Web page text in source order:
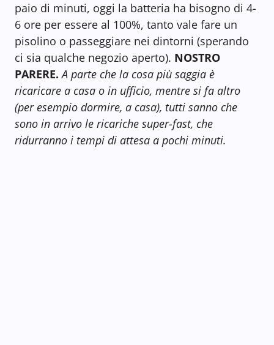
paio di minuti, oggi la batteria ha bisogno di 4-
6 ore per essere al 100%, tanto vale fare un
pisolino o passeggiare nei dintorni (sperando
ci sia qualche negozio aperto). NOSTRO
PARERE.A parte che la cosa più saggia è
ricaricare a casa o in ufficio, mentre si fa altro
(per esempio dormire, a casa), tutti sanno che
sono in arrivo le ricariche super-fast, che
ridurranno i tempi di attesa a pochi minuti.